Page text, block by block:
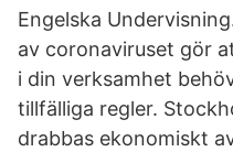
Engelska
av coronaviruset gör
i din verksamhet
tillfälliga regler.
drabbas ekonomiskt